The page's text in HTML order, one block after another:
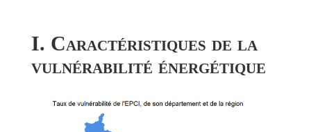
I. Caractéristiques de la
vulnérabilité énergétique